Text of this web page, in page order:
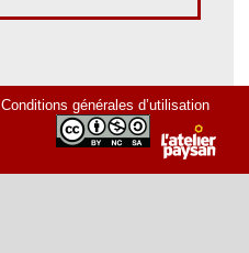
Conditions générales d’utilisation